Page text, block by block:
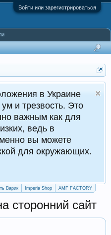
Войти или зарегистрироваться
Это
для
Варик Imperia Shop AMF FACTORY
сторонний сайт